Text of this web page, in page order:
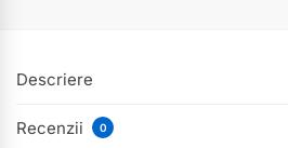
Descriere
Recenzii 0